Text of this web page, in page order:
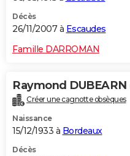
Décès
26/11/2007 à Escaudes
Famille DARROMAN
Raymond DUBEARN
Créer une cagnotte obsèques
Naissance
15/12/1933 à Bordeaux
Décès